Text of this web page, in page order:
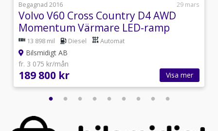
Begagnad 2016
29 mars
Volvo V60 Cross Country D4 AWD
Momentum Värmare LED-ramp
190hk
13 898 mil Diesel Automat
Bilsmidigt AB
fr. 3 075 kr/mån
189 800 kr Visa mer